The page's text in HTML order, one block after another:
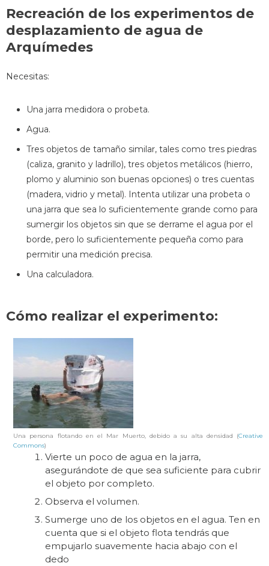
Recreación de los experimentos de
desplazamiento de agua de
Arquímedes
Necesitas:
Una jarra medidora o probeta.
Agua.
Tres objetos de tamaño similar, tales como tres piedras
(caliza, granito y ladrillo), tres objetos metálicos (hierro,
plomo y aluminio son buenas opciones) o tres cuentas
(madera, vidrio y metal). Intenta utilizar una probeta o
una jarra que sea lo suficientemente grande como para
sumergir los objetos sin que se derrame el agua por el
borde, pero lo suficientemente pequeña como para
permitir una medición precisa.
Una calculadora.
Cómo realizar el experimento:
Una persona flotando en el Mar Muerto, debido a su alta densidad (Creative
Commons)
Vierte un poco de agua en la jarra,
asegurándote de que sea suficiente para cubrir
el objeto por completo.
Observa el volumen.
Sumerge uno de los objetos en el agua. Ten en
cuenta que si el objeto flota tendrás que
empujarlo suavemente hacia abajo con el
dedo